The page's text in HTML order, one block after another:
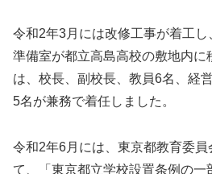
令和2年3月には改修工事が着工
準備室が都立高島高校の敷地内に
は、校長、副校長、教員6名、経
5名が兼務で着任しました。
令和2年6月には、東京都教育委
て、「東京都立学校設置条例の一